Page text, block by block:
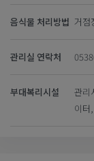
음식물 처리방법 거점
관리실 연락처
부대복리시설
관리
이터